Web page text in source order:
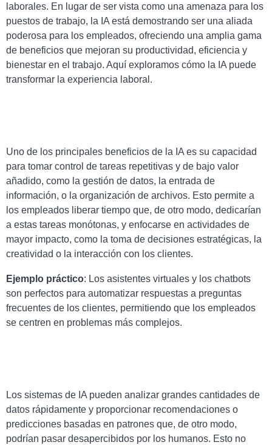
laborales. En lugar de ser vista como una amenaza para los
puestos de trabajo, la IA está demostrando ser una aliada
poderosa para los empleados, ofreciendo una amplia gama
de beneficios que mejoran su productividad, eficiencia y
bienestar en el trabajo. Aquí exploramos cómo la IA puede
transformar la experiencia laboral.
Uno de los principales beneficios de la IA es su capacidad
para tomar control de tareas repetitivas y de bajo valor
añadido, como la gestión de datos, la entrada de
información, o la organización de archivos. Esto permite a
los empleados liberar tiempo que, de otro modo, dedicarían
a estas tareas monótonas, y enfocarse en actividades de
mayor impacto, como la toma de decisiones estratégicas, la
creatividad o la interacción con los clientes.
Ejemplo práctico: Los asistentes virtuales y los chatbots
son perfectos para automatizar respuestas a preguntas
frecuentes de los clientes, permitiendo que los empleados
se centren en problemas más complejos.
Los sistemas de IA pueden analizar grandes cantidades de
datos rápidamente y proporcionar recomendaciones o
predicciones basadas en patrones que, de otro modo,
podrían pasar desapercibidos por los humanos. Esto no